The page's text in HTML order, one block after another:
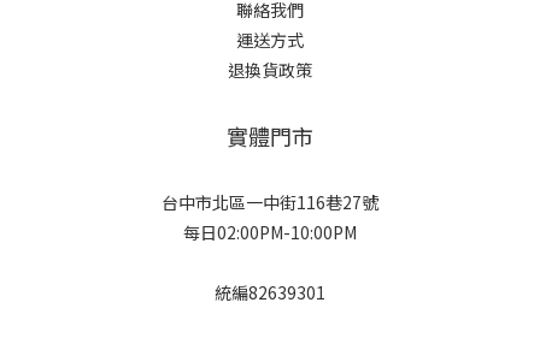
聯絡我們
運送方式
退換貨政策
實體門市
台中市北區一中街116巷27號
每日02:00PM-10:00PM
統編82639301